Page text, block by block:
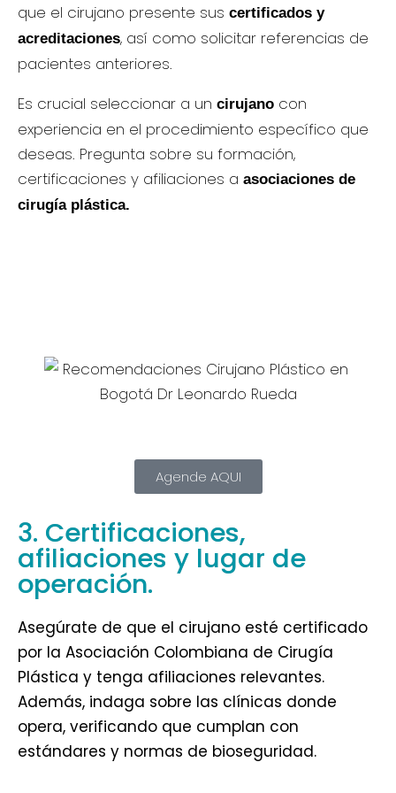
que el cirujano presente sus certificados y
acreditaciones, así como solicitar referencias de
pacientes anteriores.
Es crucial seleccionar a un cirujano con
experiencia en el procedimiento específico que
deseas. Pregunta sobre su formación,
certificaciones y afiliaciones a asociaciones de
cirugía plástica.
Agende AQUI
3. Certificaciones,
afiliaciones y lugar de
operación.
Asegúrate de que el cirujano esté certificado
por la Asociación Colombiana de Cirugía
Plástica y tenga afiliaciones relevantes.
Además, indaga sobre las clínicas donde
opera, verificando que cumplan con
estándares y normas de bioseguridad.